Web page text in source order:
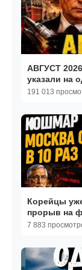
АВГУСТ
указали на
191 013
Корейцы
прорыв на
7 883